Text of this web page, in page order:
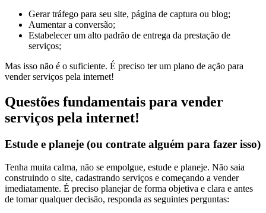
Gerar tráfego para seu site, página de captura ou blog;
Aumentar a conversão;
Estabelecer um alto padrão de entrega da prestação de
serviços;
Mas isso não é o suficiente. É preciso ter um plano de ação para
vender serviços pela internet!
Questões fundamentais para vender
serviços pela internet!
Estude e planeje (ou contrate alguém para fazer isso)
Tenha muita calma, não se empolgue, estude e planeje. Não saia
construindo o site, cadastrando serviços e começando a vender
imediatamente. É preciso planejar de forma objetiva e clara e antes
de tomar qualquer decisão, responda as seguintes perguntas: